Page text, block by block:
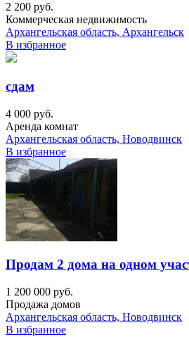
2 200 руб.
Коммерческая недвижимость
Архангельская область, Архангельск
В избранное
сдам
4 000 руб.
Аренда комнат
Архангельская область, Новодвинск
В избранное
Продам 2 дома на одном
1 200 000 руб.
Продажа домов
Архангельская область, Новодвинск
В избранное